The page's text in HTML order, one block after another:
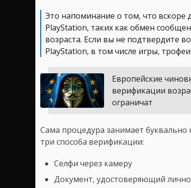
Это напоминание о том, что
PlayStation, таких как обмен
возраста. Если вы не подтвердите
PlayStation, в том числе игры,
Европейские
верификации
ограничат
Сама процедура занимает
три способа верификации:
Селфи через камеру
Документ, удостоверяющий